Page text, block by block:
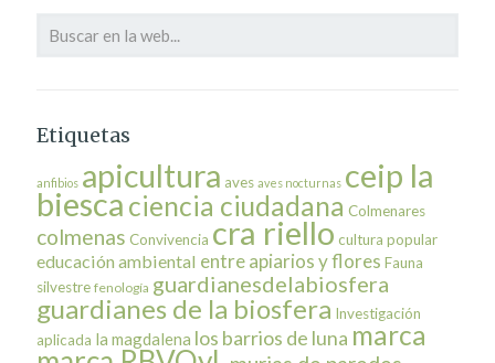
Etiquetas
anfibios apicultura aves aves nocturnas ceip la
biesca ciencia ciudadana Colmenares
colmenas Convivencia cra riello cultura popular
educación ambiental entre apiarios y flores Fauna
silvestre fenología guardianesdelabiosfera
guardianes de la biosfera Investigación
aplicada la magdalena los barrios de luna marca